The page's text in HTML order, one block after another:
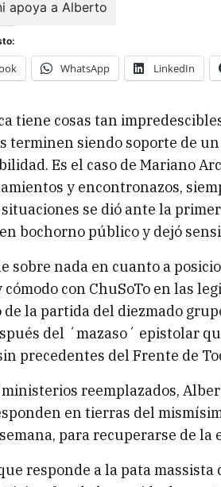
WhatsApp LinkedIn
tiene cosas tan
terminen siendo soporte de
Es el caso de Mariano
y encontronazos,
se dió ante la
bochorno público y dejó
sobre nada en cuanto a
con ChuSoTo en las
de la partida del diezmado
del ´mazaso´ epistolar
precedentes del Frente de
ministerios reemplazados,
en tierras del
para recuperarse de
responde a la pata